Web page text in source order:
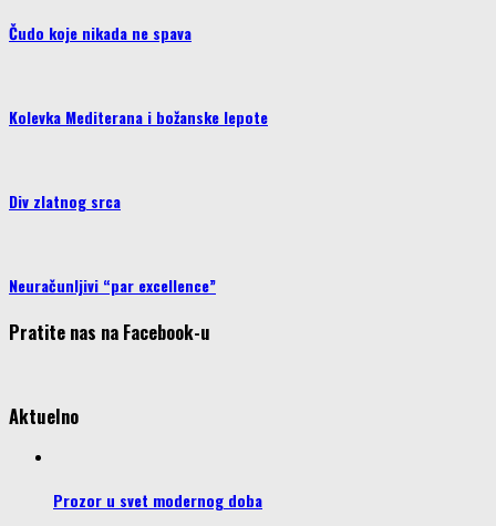
Čudo koje nikada ne spava
Kolevka Mediterana i božanske lepote
Div zlatnog srca
Neuračunljivi “par excellence”
Pratite nas na Facebook-u
Aktuelno
Prozor u svet modernog doba